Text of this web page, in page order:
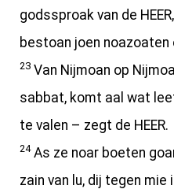
godssproak van de
bestoan joen noazoaten
23 Van Nijmoan op
sabbat, komt aal wat
te valen – zegt de HEER.
24As ze noar boeten
zain van lu, dij tegen mie